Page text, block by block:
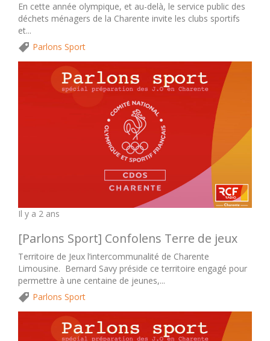
En cette année olympique, et au-delà, le service public des
déchets ménagers de la Charente invite les clubs sportifs
et...
Parlons Sport
Il y a 2 ans
[Parlons Sport] Confolens Terre de jeux
Territoire de Jeux l’intercommunalité de Charente
Limousine. Bernard Savy préside ce territoire engagé pour
permettre à une centaine de jeunes,...
Parlons Sport